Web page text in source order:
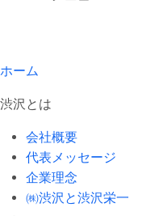
ホーム
渋沢とは
会社概要
代表メッセージ
企業理念
㈱渋沢と渋沢栄一